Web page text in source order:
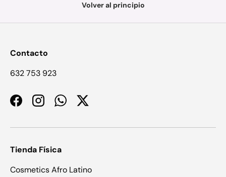
Volver al principio
Contacto
632 753 923
FacebookInstagramWhatsApp
Twitter
Tienda Física
Cosmetics Afro Latino